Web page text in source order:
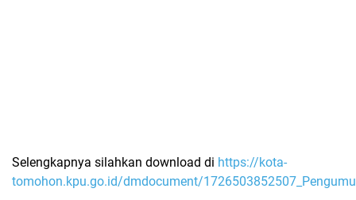
Selengkapnya silahkan download di https://kota-
tomohon.kpu.go.id/dmdocument/